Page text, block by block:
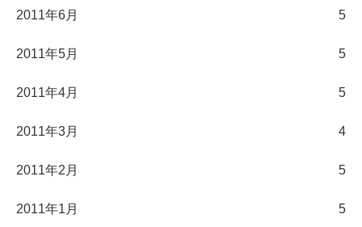
2011年6月 5
2011年5月 5
2011年4月 5
2011年3月 4
2011年2月 5
2011年1月 5